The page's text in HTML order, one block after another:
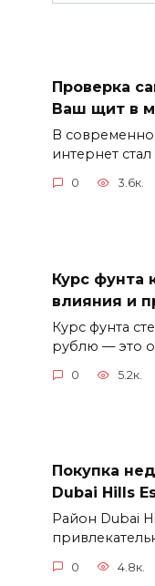
Проверка
Ваш щит в
В
интернет
0 3.6к.
Курс фунта
влияния и
Курс фунта
рублю — это
0 5.2к.
Покупка
Dubai Hills
Район Dubai
0 4.8к.